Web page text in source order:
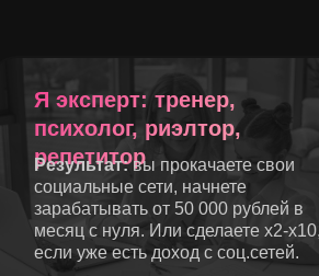
Я эксперт: тренер,
психолог, риэлтор,
репетитор
Результат:вы прокачаете свои
социальные сети, начнете
зарабатывать от 50 000 рублей в
месяц с нуля. Или сделаете x2-x10,
если уже есть доход с соц.сетей.